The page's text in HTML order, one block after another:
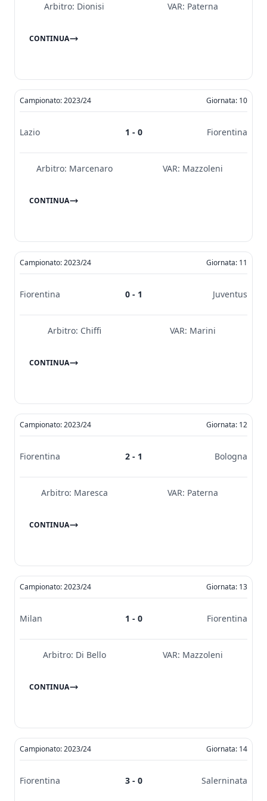
Arbitro: Dionisi VAR: Paterna
CONTINUA
Campionato: 2023/24 Giornata: 10
Lazio 1 - 0 Fiorentina
Arbitro: Marcenaro VAR: Mazzoleni
CONTINUA
Campionato: 2023/24 Giornata: 11
Fiorentina 0 - 1 Juventus
Arbitro: Chiffi VAR: Marini
CONTINUA
Campionato: 2023/24 Giornata: 12
Fiorentina 2 - 1 Bologna
Arbitro: Maresca VAR: Paterna
CONTINUA
Campionato: 2023/24 Giornata: 13
Milan 1 - 0 Fiorentina
Arbitro: Di Bello VAR: Mazzoleni
CONTINUA
Campionato: 2023/24 Giornata: 14
Fiorentina 3 - 0 Salerninata